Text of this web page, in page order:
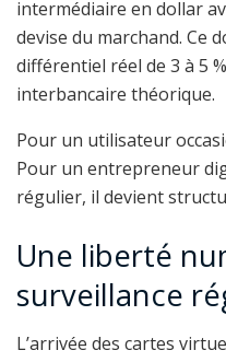
intermédiaire en dollar
devise du marchand. Ce
différentiel réel de 3 à 5
interbancaire théorique.
Pour un utilisateur
Pour un entrepreneur
régulier, il devient
Une liberté
surveillance
L’arrivée des cartes